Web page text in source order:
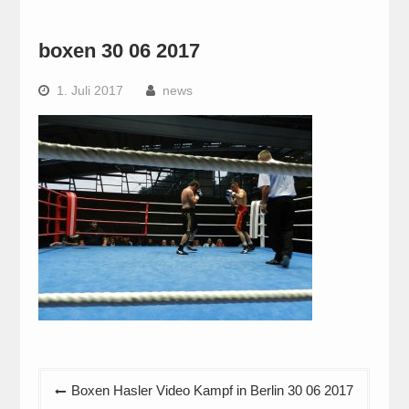
boxen 30 06 2017
1. Juli 2017 news
Beitragsnavigation
Boxen Hasler Video Kampf in Berlin 30 06 2017